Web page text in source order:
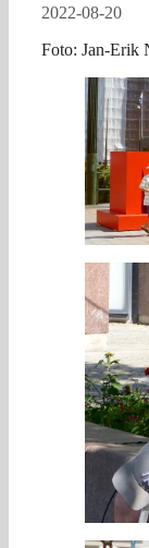
2022-08-20
Foto: Jan-Erik